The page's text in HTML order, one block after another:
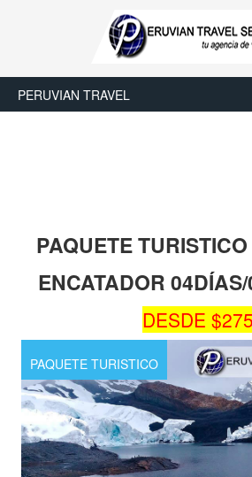
PERUVIAN TRAVEL
PAQUETE
ENCATADOR
DESDE $275
PAQUETE TURISTICO